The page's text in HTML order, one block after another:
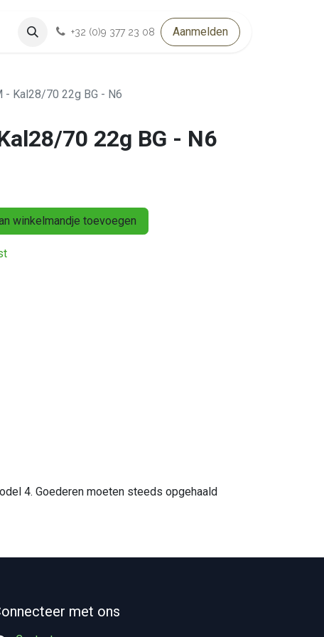
+32 (0)9 377 23 08 Aanmelden
- Kal28/70 22g BG - N6
70 22g BG - N6
winkelmandje toevoegen
4. Goederen moeten steeds opgehaald
met ons